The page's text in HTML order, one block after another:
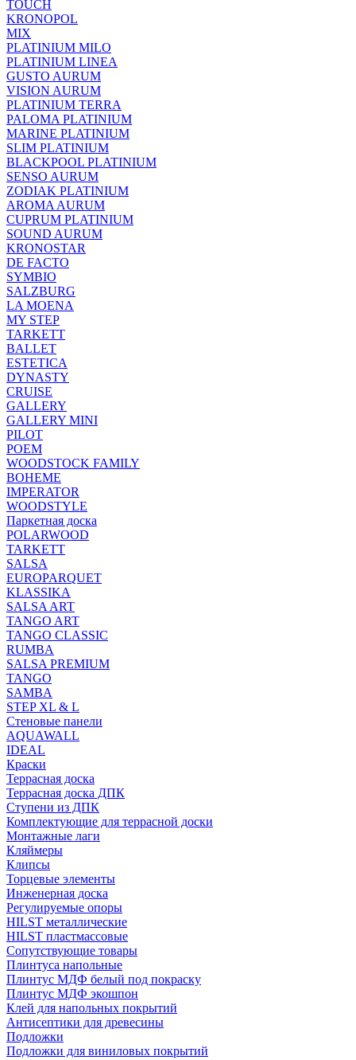
TOUCH
KRONOPOL
MIX
PLATINIUM MILO
PLATINIUM LINEA
GUSTO AURUM
VISION AURUM
PLATINIUM TERRA
PALOMA PLATINIUM
MARINE PLATINIUM
SLIM PLATINIUM
BLACKPOOL PLATINIUM
SENSO AURUM
ZODIAK PLATINIUM
AROMA AURUM
CUPRUM PLATINIUM
SOUND AURUM
KRONOSTAR
DE FACTO
SYMBIO
SALZBURG
LA MOENA
MY STEP
TARKETT
BALLET
ESTETICA
DYNASTY
CRUISE
GALLERY
GALLERY MINI
PILOT
POEM
WOODSTOCK FAMILY
BOHEME
IMPERATOR
WOODSTYLE
Паркетная доска
POLARWOOD
TARKETT
SALSA
EUROPARQUET
KLASSIKA
SALSA ART
TANGO ART
TANGO CLASSIC
RUMBA
SALSA PREMIUM
TANGO
SAMBA
STEP XL & L
Стеновые панели
AQUAWALL
IDEAL
Краски
Террасная доска
Террасная доска ДПК
Ступени из ДПК
Комплектующие для террасной доски
Монтажные лаги
Кляймеры
Клипсы
Торцевые элементы
Инженерная доска
Регулируемые опоры
HILST металлические
HILST пластмассовые
Сопутствующие товары
Плинтуса напольные
Плинтус МДФ белый под покраску
Плинтус МДФ экошпон
Клей для напольных покрытий
Антисептики для древесины
Подложки
Подложки для виниловых покрытий